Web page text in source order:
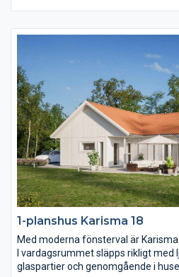
det hela fyra sovrum samt ett
1-planshus Karisma 18
Med moderna fönsterval är
I vardagsrummet släpps rikligt med
glaspartier och genomgående i